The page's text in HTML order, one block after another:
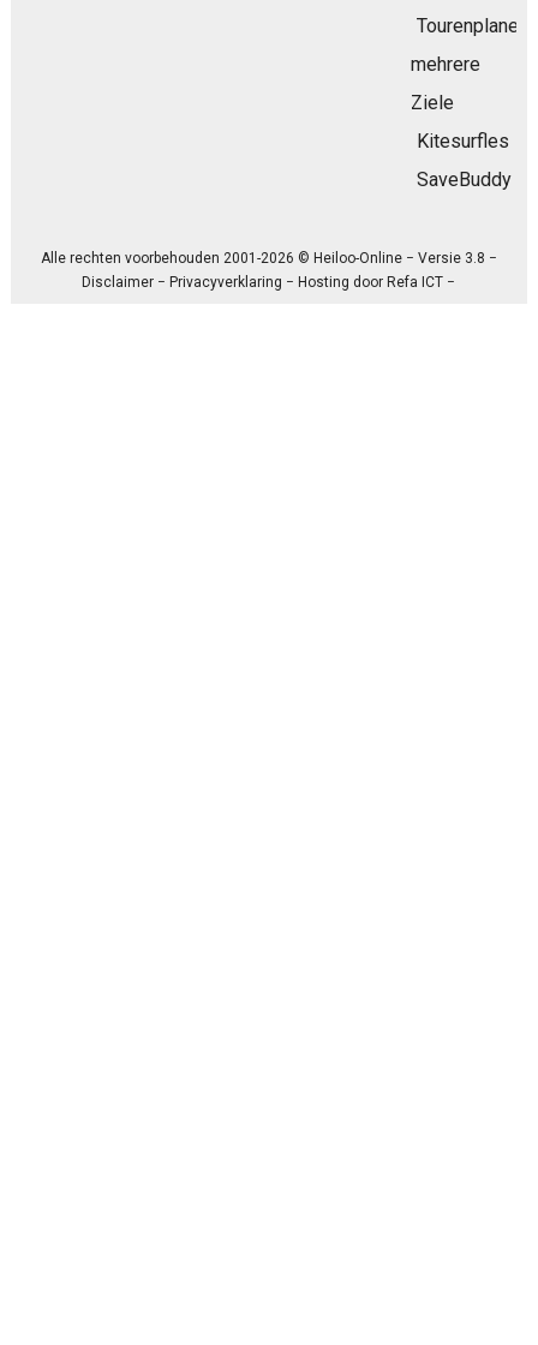
Tourenplaner
mehrere
Ziele
Kitesurfles
SaveBuddy
Alle rechten voorbehouden 2001-2026 © Heiloo-Online − Versie 3.8 −
Disclaimer −Privacyverklaring − Hosting doorRefa ICT −